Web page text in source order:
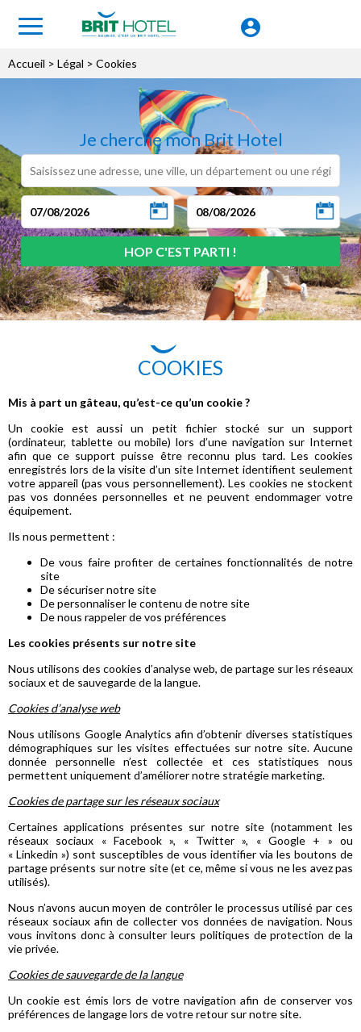
Accueil > Légal > Cookies
Je cherche mon Brit Hotel
COOKIES
Mis à part un gâteau, qu’est-ce qu’un cookie ?
Un cookie est aussi un petit fichier stocké sur un support
(ordinateur, tablette ou mobile) lors d’une navigation sur Internet
afin que ce support puisse être reconnu plus tard. Les cookies
enregistrés lors de la visite d’un site Internet identifient seulement
votre appareil (pas vous personnellement). Les cookies ne stockent
pas vos données personnelles et ne peuvent endommager votre
équipement.
Ils nous permettent :
De vous faire profiter de certaines fonctionnalités de notre
site
De sécuriser notre site
De personnaliser le contenu de notre site
De nous rappeler de vos préférences
Les cookies présents sur notre site
Nous utilisons des cookies d’analyse web, de partage sur les réseaux
sociaux et de sauvegarde de la langue.
Cookies d’analyse web
Nous utilisons Google Analytics afin d’obtenir diverses statistiques
démographiques sur les visites effectuées sur notre site. Aucune
donnée personnelle n’est collectée et ces statistiques nous
permettent uniquement d’améliorer notre stratégie marketing.
Cookies de partage sur les réseaux sociaux
Certaines applications présentes sur notre site (notamment les
réseaux sociaux « Facebook », « Twitter », « Google + » ou
« Linkedin ») sont susceptibles de vous identifier via les boutons de
partage présents sur notre site (et ce, même si vous ne les avez pas
utilisés).
Nous n’avons aucun moyen de contrôler le processus utilisé par ces
réseaux sociaux afin de collecter vos données de navigation. Nous
vous invitons donc à consulter leurs politiques de protection de la
vie privée.
Cookies de sauvegarde de la langue
Un cookie est émis lors de votre navigation afin de conserver vos
préférences de langage lors de votre retour sur notre site.